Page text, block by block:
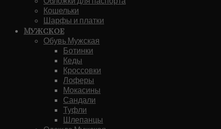
Кошельки
Шарфы и платки
Мужское
Обувь Мужская
Ботинки
Кеды
Кроссовки
Лоферы
Мокасины
Сандали
Туфли
Шлепанцы